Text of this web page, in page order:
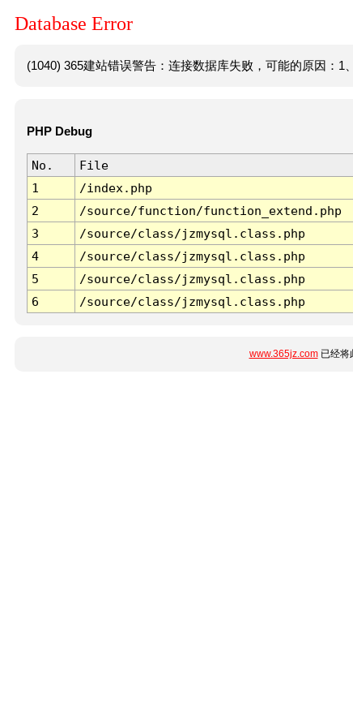
Database Error
(1040) 365建站错误警告：连接数据库失败，可能的原因：1
PHP Debug
No. File
1
/index.php
2
/source/function/function_extend.php
3
/source/class/jzmysql.class.php
4
/source/class/jzmysql.class.php
5
/source/class/jzmysql.class.php
6
/source/class/jzmysql.class.php
www.365jz.com已经将